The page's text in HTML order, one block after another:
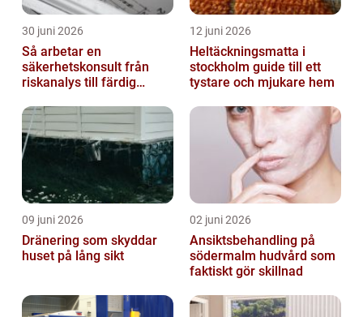
30 juni 2026
Så arbetar en
säkerhetskonsult från
riskanalys till färdig
12 juni 2026
Heltäckningsmatta i
stockholm guide till ett
tystare och mjukare hem
09 juni 2026
Dränering som skyddar
huset på lång sikt
02 juni 2026
Ansiktsbehandling på
södermalm hudvård som
faktiskt gör skillnad